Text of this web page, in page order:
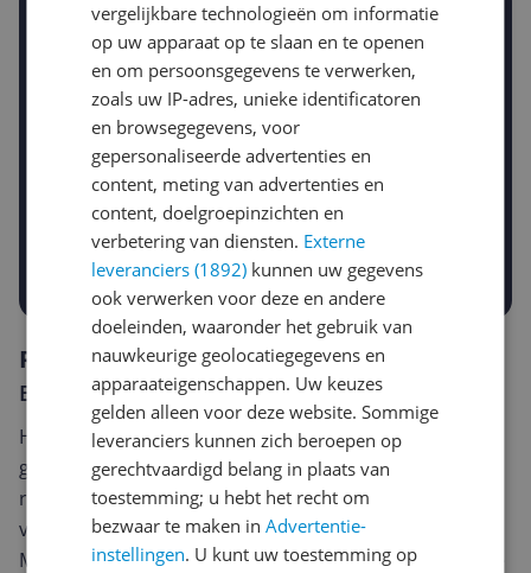
Stel een alert in en mis geen prijsdaling
Krijg een seintje zodra de prijs zakt
Jouw e-mailadres
Gewenste daling of bedrag
-10% -15%
Gewenste prijs
Prijsalert aanzetten
Reviews
Er zijn nog geen reviews geschreven
Heb jij dit product in bezit en wil je graag je mening
geven? Start dan hieronder met het schrijven van je
review. Afhankelijk van de details duurt het schrijven
van een review gemiddeld tussen de 3 en 10 minuten.
Met jouw mening help je andere bezoekers een betere
vergelijkbare technologieën om informatie
op uw apparaat op te slaan en te openen
en om persoonsgegevens te verwerken,
zoals uw IP-adres, unieke identificatoren
en browsegegevens, voor
gepersonaliseerde advertenties en
content, meting van advertenties en
content, doelgroepinzichten en
verbetering van diensten. Externe
leveranciers (1892) kunnen uw gegevens
ook verwerken voor deze en andere
doeleinden, waaronder het gebruik van
nauwkeurige geolocatiegegevens en
apparaateigenschappen. Uw keuzes
gelden alleen voor deze website. Sommige
leveranciers kunnen zich beroepen op
gerechtvaardigd belang in plaats van
toestemming; u hebt het recht om
bezwaar te maken inAdvertentie-
instellingen. U kunt uw toestemming op